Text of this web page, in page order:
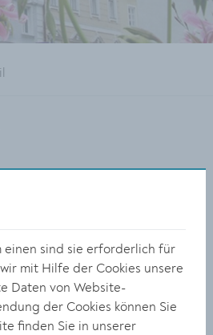
einen sind sie erforderlich für
mit Hilfe der Cookies unsere
Daten von Website-
der Cookies können Sie
finden Sie in unserer